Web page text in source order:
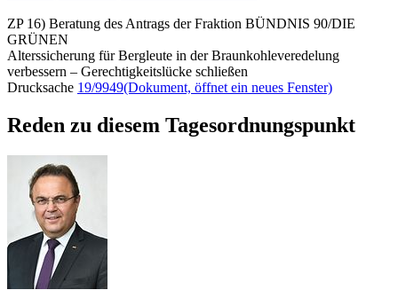
ZP 16) Beratung des Antrags der Fraktion BÜNDNIS 90/DIE
GRÜNEN
Alterssicherung für Bergleute in der Braunkohleveredelung
verbessern – Gerechtigkeitslücke schließen
Drucksache 19/9949(Dokument, öffnet ein neues Fenster)
Reden zu diesem Tagesordnungspunkt